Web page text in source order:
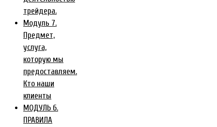
трейдера.
Модуль 7.
Предмет,
услуга,
которую мы
предоставляем.
Кто наши
клиенты
МОДУЛЬ 6.
ПРАВИЛА